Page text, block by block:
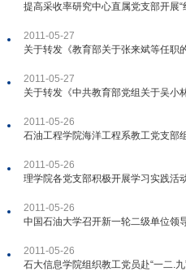
提高采收率研究中心直属党支部开展
2011-05-27
关于转发《教育部关于张来斌等任职
2011-05-27
关于转发《中共教育部党组关于吴小
2011-05-26
石油工程学院海洋工程系教工党支部
2011-05-26
理学院各党支部积极开展学习实践活
2011-05-26
中国石油大学召开新一轮二级单位领
2011-05-26
石大信息学院组织教工党员赴“一二.